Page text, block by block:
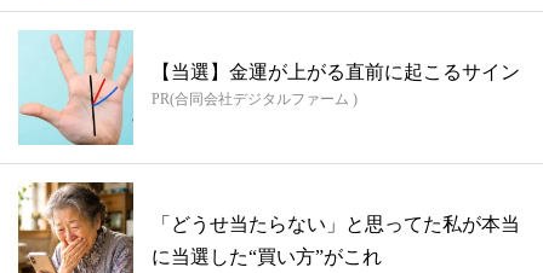
【当選】金運が上がる直前に起こるサイン
PR(合同会社デジタルファーム )
「どうせ当たらない」と思ってた私が本当
に当選した“買い方”がこれ